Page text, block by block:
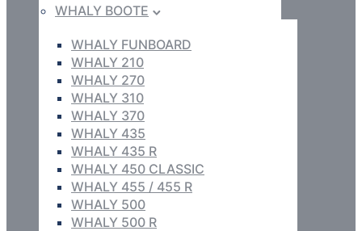
WHALY BOOTE
WHALY FUNBOARD
WHALY 210
WHALY 270
WHALY 310
WHALY 370
WHALY 435
WHALY 435 R
WHALY 450 CLASSIC
WHALY 455 / 455 R
WHALY 500
WHALY 500 R